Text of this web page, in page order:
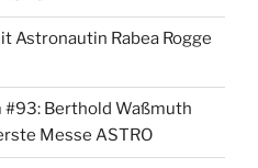
Astronautin Rabea Rogge
Berthold Waßmuth
Messe ASTRO